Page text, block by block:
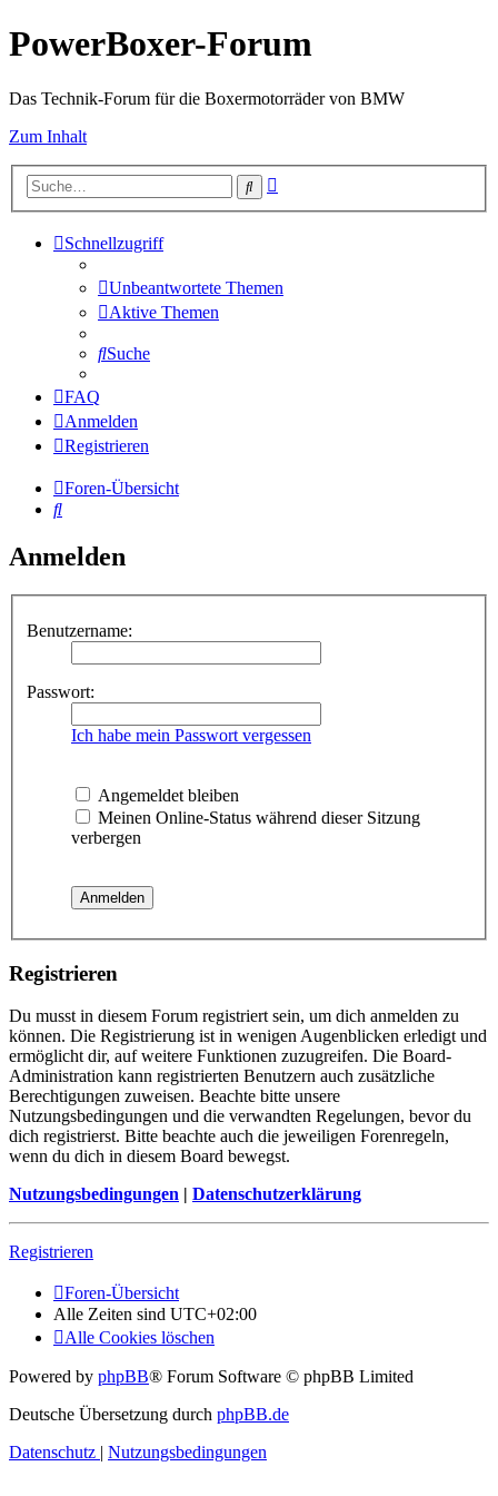
PowerBoxer-Forum
Das Technik-Forum für die Boxermotorräder von BMW
Zum Inhalt
Suche
Schnellzugriff
Unbeantwortete Themen
Aktive Themen
Suche
FAQ
Anmelden
Registrieren
Foren-Übersicht
Suche
Anmelden
Benutzername:
Passwort:
Ich habe mein Passwort vergessen
Angemeldet bleiben
Meinen Online-Status während dieser Sitzung
verbergen
Registrieren
Du musst in diesem Forum registriert sein, um dich anmelden zu
können. Die Registrierung ist in wenigen Augenblicken erledigt und
ermöglicht dir, auf weitere Funktionen zuzugreifen. Die Board-
Administration kann registrierten Benutzern auch zusätzliche
Berechtigungen zuweisen. Beachte bitte unsere
Nutzungsbedingungen und die verwandten Regelungen, bevor du
dich registrierst. Bitte beachte auch die jeweiligen Forenregeln,
wenn du dich in diesem Board bewegst.
Nutzungsbedingungen | Datenschutzerklärung
Registrieren
Foren-Übersicht
Alle Zeiten sind UTC+02:00
Alle Cookies löschen
Powered by phpBB® Forum Software © phpBB Limited
Deutsche Übersetzung durch phpBB.de
Datenschutz | Nutzungsbedingungen